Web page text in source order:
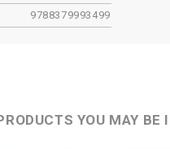
9788379993499
YOU MAY BE